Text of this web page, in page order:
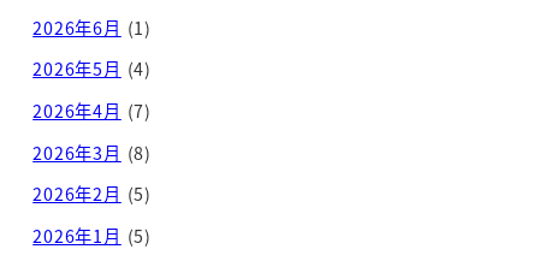
2026年6月 (1)
2026年5月 (4)
2026年4月 (7)
2026年3月 (8)
2026年2月 (5)
2026年1月 (5)